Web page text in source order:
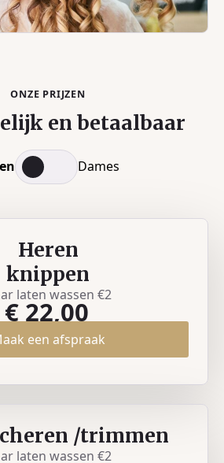
ONZE PRIJZEN
en betaalbaar
Dames
Heren
knippen
laten wassen €2
€ 22,00
een afspraak
/trimmen
laten wassen €2